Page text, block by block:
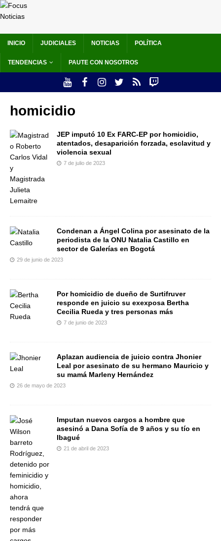
INICIO JUDICIALES NOTICIAS POLÍTICA
TENDENCIAS PAUTE CON NOSOTROS
homicidio
JEP imputó 10 Ex FARC-EP por homicidio,
atentados, desaparición forzada, esclavitud y
violencia sexual
7 de julio de 2023
Condenan a Ángel Colina por asesinato de la
periodista de la ONU Natalia Castillo en
sector de Galerías en Bogotá
29 de junio de 2023
Por homicidio de dueño de Surtifruver
responde en juicio su exexposa Bertha
Cecilia Rueda y tres personas más
7 de junio de 2023
Aplazan audiencia de juicio contra Jhonier
Leal por asesinato de su hermano Mauricio y
su mamá Marleny Hernández
26 de mayo de 2023
Imputan nuevos cargos a hombre que
asesinó a Dana Sofía de 9 años y su tío en
Ibagué
21 de abril de 2023